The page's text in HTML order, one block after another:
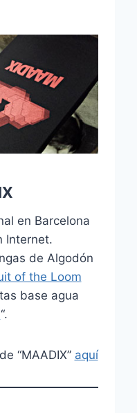
en Barcelona
Internet.
de Algodón
of the Loom
base agua
“.
“MAADIX” aquí